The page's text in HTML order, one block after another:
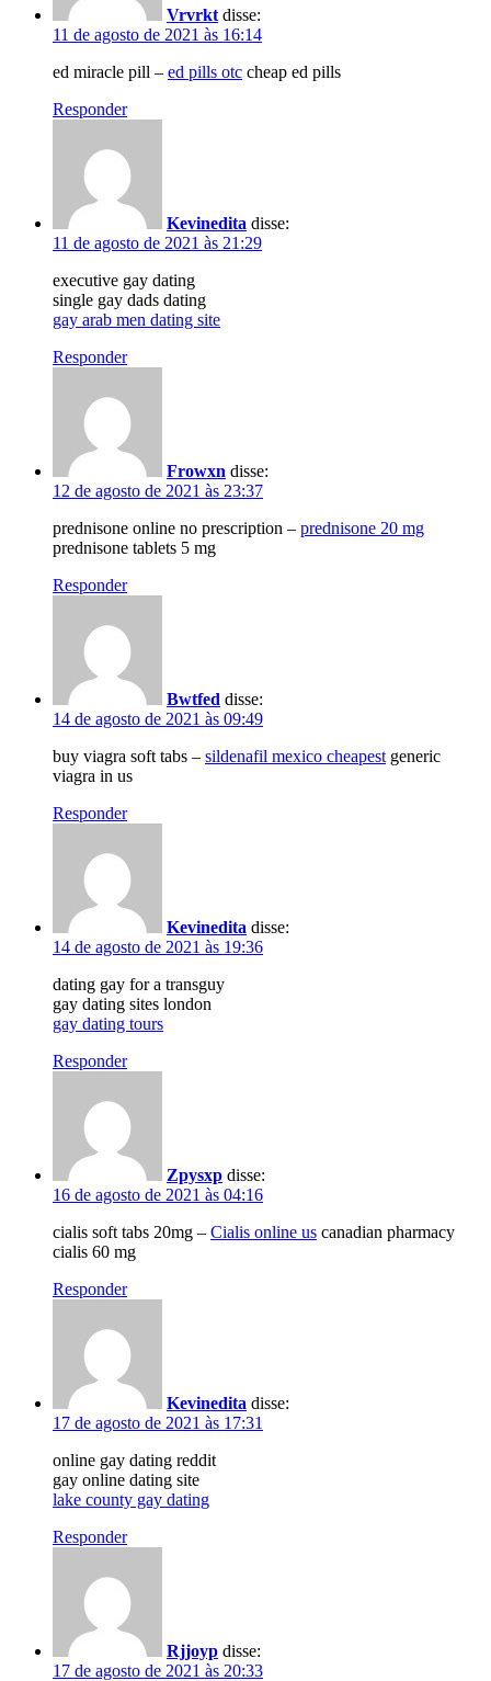
Vrvrkt disse:
11 de agosto de 2021 às 16:14
ed miracle pill – ed pills otc cheap ed pills
Responder
Kevinedita disse:
11 de agosto de 2021 às 21:29
executive gay dating
single gay dads dating
gay arab men dating site
Responder
Frowxn disse:
12 de agosto de 2021 às 23:37
prednisone online no prescription – prednisone 20 mg
prednisone tablets 5 mg
Responder
Bwtfed disse:
14 de agosto de 2021 às 09:49
buy viagra soft tabs – sildenafil mexico cheapest generic
viagra in us
Responder
Kevinedita disse:
14 de agosto de 2021 às 19:36
dating gay for a transguy
gay dating sites london
gay dating tours
Responder
Zpysxp disse:
16 de agosto de 2021 às 04:16
cialis soft tabs 20mg – Cialis online us canadian pharmacy
cialis 60 mg
Responder
Kevinedita disse:
17 de agosto de 2021 às 17:31
online gay dating reddit
gay online dating site
lake county gay dating
Responder
Rjjoyp disse:
17 de agosto de 2021 às 20:33